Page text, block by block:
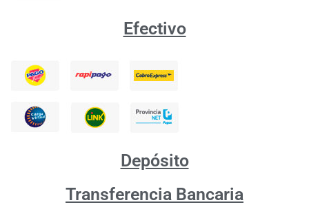
Efectivo
Depósito
Transferencia Bancaria